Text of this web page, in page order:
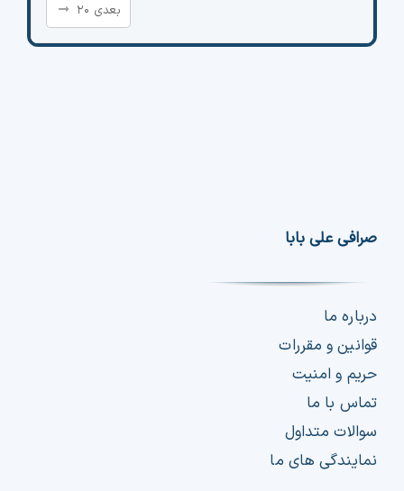
بعدی ۲۰
صرافی علی بابا
درباره ما
قوانین و مقررات
حریم و امنیت
تماس با ما
سوالات متداول
نمایندگی های ما